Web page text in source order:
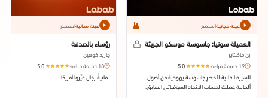
عينة مجانيةاستمع
العميلة سونيا: جاسوسة موسكو الجريئة
بن ماكنتاير
19 دقيقة قراءة
·
5.0
السيرة الذاتية لأخطرِ جاسوسة يهودية من أصول
ألمانية عملت لحساب الاتحاد السوفياتي السابق،
عينة مجانيةاستمع
رؤساء بالصدفة
جاريد كوهين
18 دقيقة قراءة
·
5.0
ثمانيةُ رجال غيَّروا أمريكا